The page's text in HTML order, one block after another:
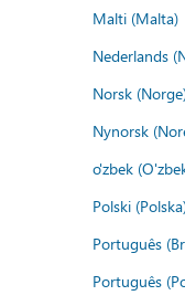
Malti (Malta)
Nederlands
Norsk
Nynorsk
o'zbek
Polski
Português
Português